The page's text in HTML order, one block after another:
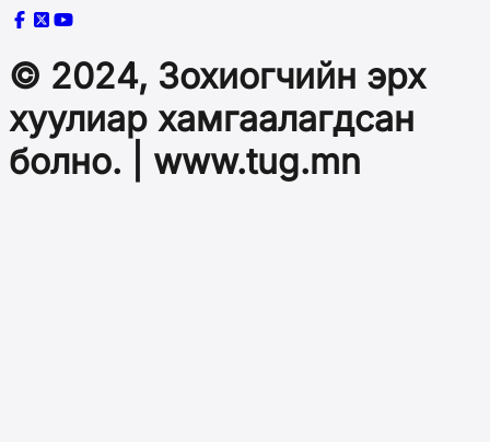
© 2024, Зохиогчийн эрх
хуулиар хамгаалагдсан
болно. | www.tug.mn